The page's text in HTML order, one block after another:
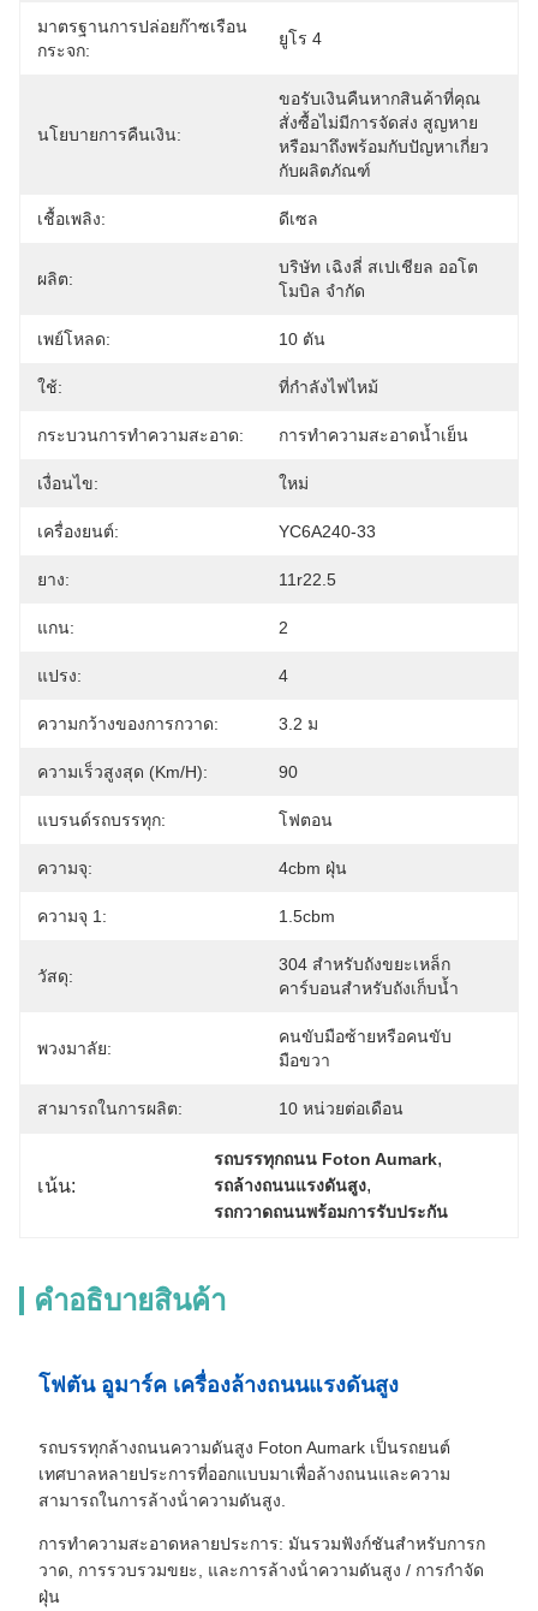
มาตรฐานการปล่อยก๊าซเรือน
กระจก:
ยูโร 4
นโยบายการคืนเงิน:
ขอรับเงินคืนหากสินค้าที่คุณ
สั่งซื้อไม่มีการจัดส่ง สูญหาย
หรือมาถึงพร้อมกับปัญหาเกี่ยว
กับผลิตภัณฑ์
เชื้อเพลิง: ดีเซล
ผลิต:
บริษัท เฉิงลี่ สเปเชียล ออโต
โมบิล จำกัด
เพย์โหลด: 10 ตัน
ใช้: ที่กำลังไฟไหม้
กระบวนการทำความสะอาด: การทำความสะอาดน้ำเย็น
เงื่อนไข: ใหม่
เครื่องยนต์: YC6A240-33
ยาง: 11r22.5
แกน: 2
แปรง: 4
ความกว้างของการกวาด: 3.2 ม
ความเร็วสูงสุด (km/h): 90
แบรนด์รถบรรทุก: โฟตอน
ความจุ: 4cbm ฝุ่น
ความจุ 1: 1.5cbm
วัสดุ:
304 สำหรับถังขยะเหล็ก
คาร์บอนสำหรับถังเก็บน้ำ
พวงมาลัย:
คนขับมือซ้ายหรือคนขับ
มือขวา
สามารถในการผลิต: 10 หน่วยต่อเดือน
เน้น:
รถบรรทุกถนน Foton Aumark,
รถล้างถนนแรงดันสูง,
รถกวาดถนนพร้อมการรับประกัน
คําอธิบายสินค้า
โฟตัน อูมาร์ค เครื่องล้างถนนแรงดันสูง
รถบรรทุกล้างถนนความดันสูง Foton Aumark เป็นรถยนต์
เทศบาลหลายประการที่ออกแบบมาเพื่อล้างถนนและความ
สามารถในการล้างน้ําความดันสูง.
การทําความสะอาดหลายประการ: มันรวมฟังก์ชันสําหรับการก
วาด, การรวบรวมขยะ, และการล้างน้ําความดันสูง / การกําจัด
ฝุ่น